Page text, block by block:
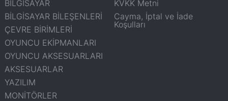
BİLGİSAYAR
BİLGİSAYAR BİLEŞENLERİ
ÇEVRE BİRİMLERİ
OYUNCU EKİPMANLARI
OYUNCU AKSESUARLARI
AKSESUARLAR
YAZILIM
MONİTÖRLER
KVKK Metni
Cayma, İptal ve İade
Koşulları